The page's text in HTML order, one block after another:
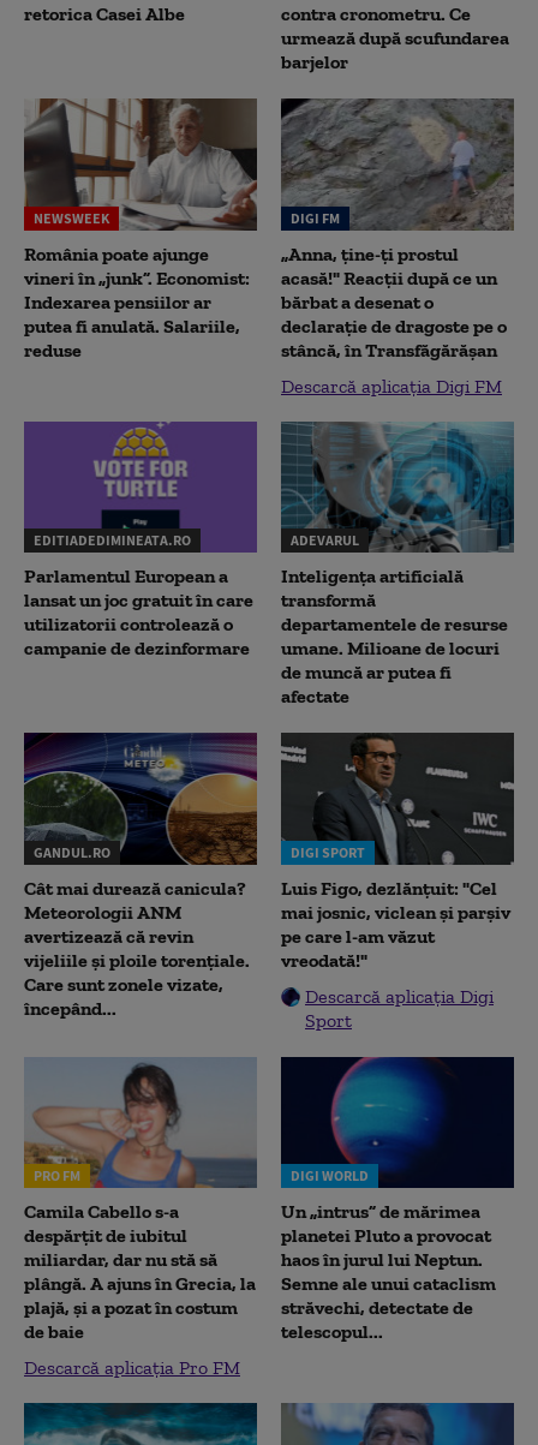
retorica Casei Albe
contra cronometru. Ce
urmează după scufundarea
barjelor
NEWSWEEK
România poate ajunge
vineri în „junk”. Economist:
Indexarea pensiilor ar
putea fi anulată. Salariile,
reduse
DIGI FM
„Anna, ţine-ţi prostul
acasă!" Reacţii după ce un
bărbat a desenat o
declaraţie de dragoste pe o
stâncă, în Transfăgărăşan
Descarcă aplicația Digi FM
EDITIADEDIMINEATA.RO
Parlamentul European a
lansat un joc gratuit în care
utilizatorii controlează o
campanie de dezinformare
ADEVARUL
Inteligența artificială
transformă
departamentele de resurse
umane. Milioane de locuri
de muncă ar putea fi
afectate
GANDUL.RO
Cât mai durează canicula?
Meteorologii ANM
avertizează că revin
vijeliile și ploile torențiale.
Care sunt zonele vizate,
începând...
DIGI SPORT
Luis Figo, dezlănțuit: "Cel
mai josnic, viclean și parșiv
pe care l-am văzut
vreodată!"
Descarcă aplicația Digi
Sport
PRO FM
Camila Cabello s-a
despărțit de iubitul
miliardar, dar nu stă să
plângă. A ajuns în Grecia, la
plajă, și a pozat în costum
de baie
Descarcă aplicația Pro FM
DIGI WORLD
Un „intrus” de mărimea
planetei Pluto a provocat
haos în jurul lui Neptun.
Semne ale unui cataclism
străvechi, detectate de
telescopul...